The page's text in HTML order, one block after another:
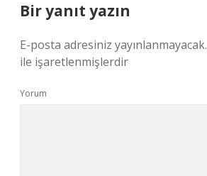
Bir yanıt yazın
E-posta adresiniz yayınlanmayacak.
ile işaretlenmişlerdir
Yorum